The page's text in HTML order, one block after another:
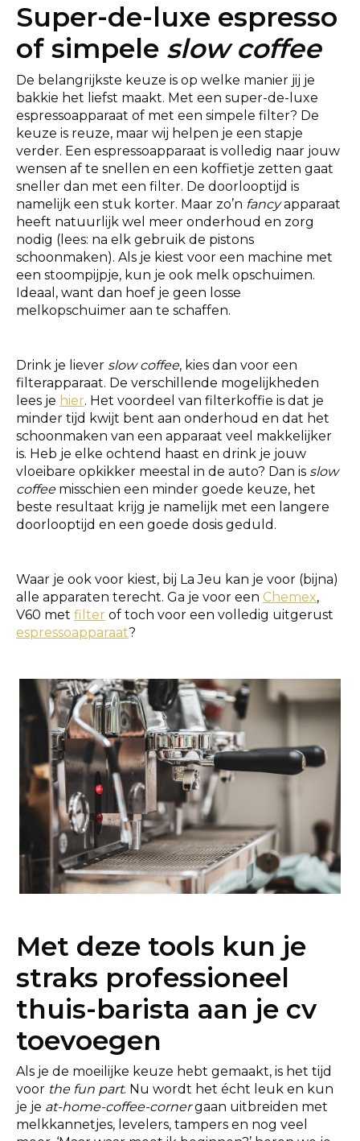
Super-de-luxe espresso
of simpele slow coffee
De belangrijkste keuze is op welke manier jij je
bakkie het liefst maakt. Met een super-de-luxe
espressoapparaat of met een simpele filter? De
keuze is reuze, maar wij helpen je een stapje
verder. Een espressoapparaat is volledig naar jouw
wensen af te snellen en een koffietje zetten gaat
sneller dan met een filter. De doorlooptijd is
namelijk een stuk korter. Maar zo’n fancyapparaat
heeft natuurlijk wel meer onderhoud en zorg
nodig (lees: na elk gebruik de pistons
schoonmaken). Als je kiest voor een machine met
een stoompijpje, kun je ook melk opschuimen.
Ideaal, want dan hoef je geen losse
melkopschuimer aan te schaffen.
Drink je liever slow coffee, kies dan voor een
filterapparaat. De verschillende mogelijkheden
lees je hier. Het voordeel van filterkoffie is dat je
minder tijd kwijt bent aan onderhoud en dat het
schoonmaken van een apparaat veel makkelijker
is. Heb je elke ochtend haast en drink je jouw
vloeibare opkikker meestal in de auto? Dan is slow
coffeemisschien een minder goede keuze, het
beste resultaat krijg je namelijk met een langere
doorlooptijd en een goede dosis geduld.
Waar je ook voor kiest, bij La Jeu kan je voor (bijna)
alle apparaten terecht. Ga je voor een Chemex,
V60 met filter of toch voor een volledig uitgerust
espressoapparaat?
Met deze tools kun je
straks professioneel
thuis-barista aan je cv
toevoegen
Als je de moeilijke keuze hebt gemaakt, is het tijd
voor the fun part. Nu wordt het écht leuk en kun
je je at-home-coffee-cornergaan uitbreiden met
melkkannetjes, levelers, tampers en nog veel